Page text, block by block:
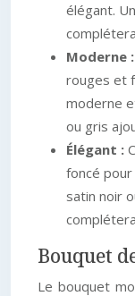
élégant.
Moderne :
rouges et
moderne
ou gris
Élégant :
foncé
satin noir
Bouquet
Le bouquet